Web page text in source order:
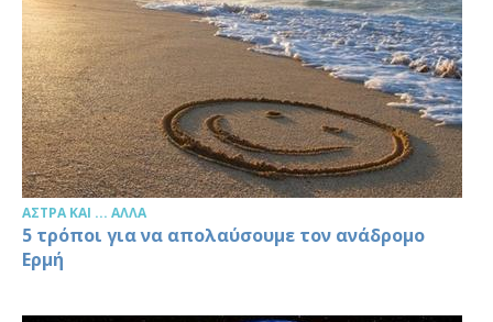
ΆΣΤΡΑ ΚΑΙ ... ΆΛΛΑ
5 τρόποι για να απολαύσουμε τον ανάδρομο
Ερμή